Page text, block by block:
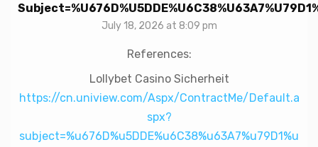
July 18, 2026 at 8:09 pm
References:
Lollybet Casino Sicherheit
https://cn.uniview.com/Aspx/ContractMe/Default.a
spx?
subject=%u676D%u5DDE%u6C38%u63A7%u79D1%u